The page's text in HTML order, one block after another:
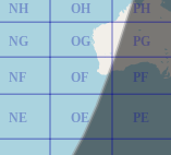
NE
NF
NG
NH
OE
OF
OG
OH
PE
PF
PG
PH